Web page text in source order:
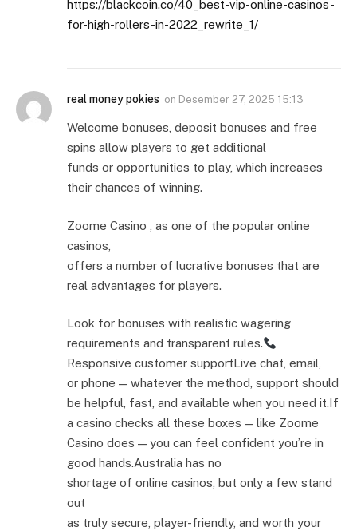
https://blackcoin.co/40_best-vip-online-casinos-
for-high-rollers-in-2022_rewrite_1/
real money pokies on Desember 27, 2025 15:13
Welcome bonuses, deposit bonuses and free
spins allow players to get additional
funds or opportunities to play, which increases
their chances of winning.
Zoome Casino , as one of the popular online
casinos,
offers a number of lucrative bonuses that are
real advantages for players.
Look for bonuses with realistic wagering
requirements and transparent rules.
Responsive customer supportLive chat, email,
or phone — whatever the method, support should
be helpful, fast, and available when you need it.If
a casino checks all these boxes — like Zoome
Casino does — you can feel confident you’re in
good hands.Australia has no
shortage of online casinos, but only a few stand
out
as truly secure, player-friendly, and worth your